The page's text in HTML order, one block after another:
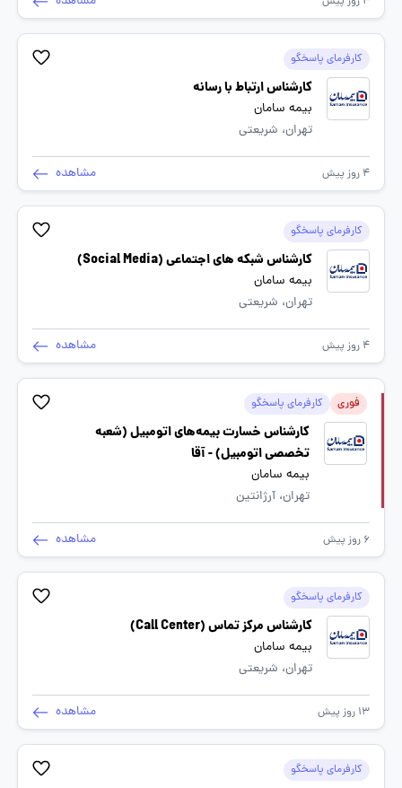
کارفرمای پاسخگو
کارشناس ارتباط با رسانه
بیمه سامان
تهران، شریعتی
4 روز پیش مشاهده
کارفرمای پاسخگو
کارشناس شبکه های اجتماعی (Social Media)
بیمه سامان
تهران، شریعتی
4 روز پیش مشاهده
فوری کارفرمای پاسخگو
کارشناس خسارت بیمه‌های اتومبیل (شعبه
تخصصی اتومبیل) - آقا
بیمه سامان
تهران، آرژانتین
6 روز پیش مشاهده
کارفرمای پاسخگو
کارشناس مرکز تماس (Call Center)
بیمه سامان
تهران، شریعتی
13 روز پیش مشاهده
کارفرمای پاسخگو